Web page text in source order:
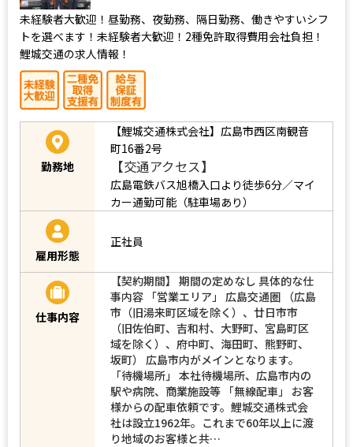
未経験者大歓迎！昼勤務、夜勤務、隔日勤務、働きやすいシフ
トを選べます！未経験者大歓迎！2種免許取得費用会社負担！
鯉城交通の求人情報！
勤務地
【鯉城交通株式会社】広島市西区南観音
町16番2号
【交通アクセス】
広島電鉄バス旭橋入口より徒歩6分／マイ
カー通勤可能（駐車場あり）
雇用形態
正社員
仕事内容
【契約期間】 期間の定めなし 具体的な仕
事内容 「営業エリア」 広島交通圏 （広島
市（旧湯来町区域を除く）、廿日市市
（旧佐伯町、吉和村、大野町、宮島町区
域を除く）、府中町、海田町、熊野町、
坂町） 広島市内がメインとなります。
「待機場所」 本社待機場所、広島市内の
駅や病院、商業施設等 「無線配車」 お客
様からの配車依頼です。鯉城交通株式会
社は設立1962年。これまで60年以上に渡
り地域のお客様と共…